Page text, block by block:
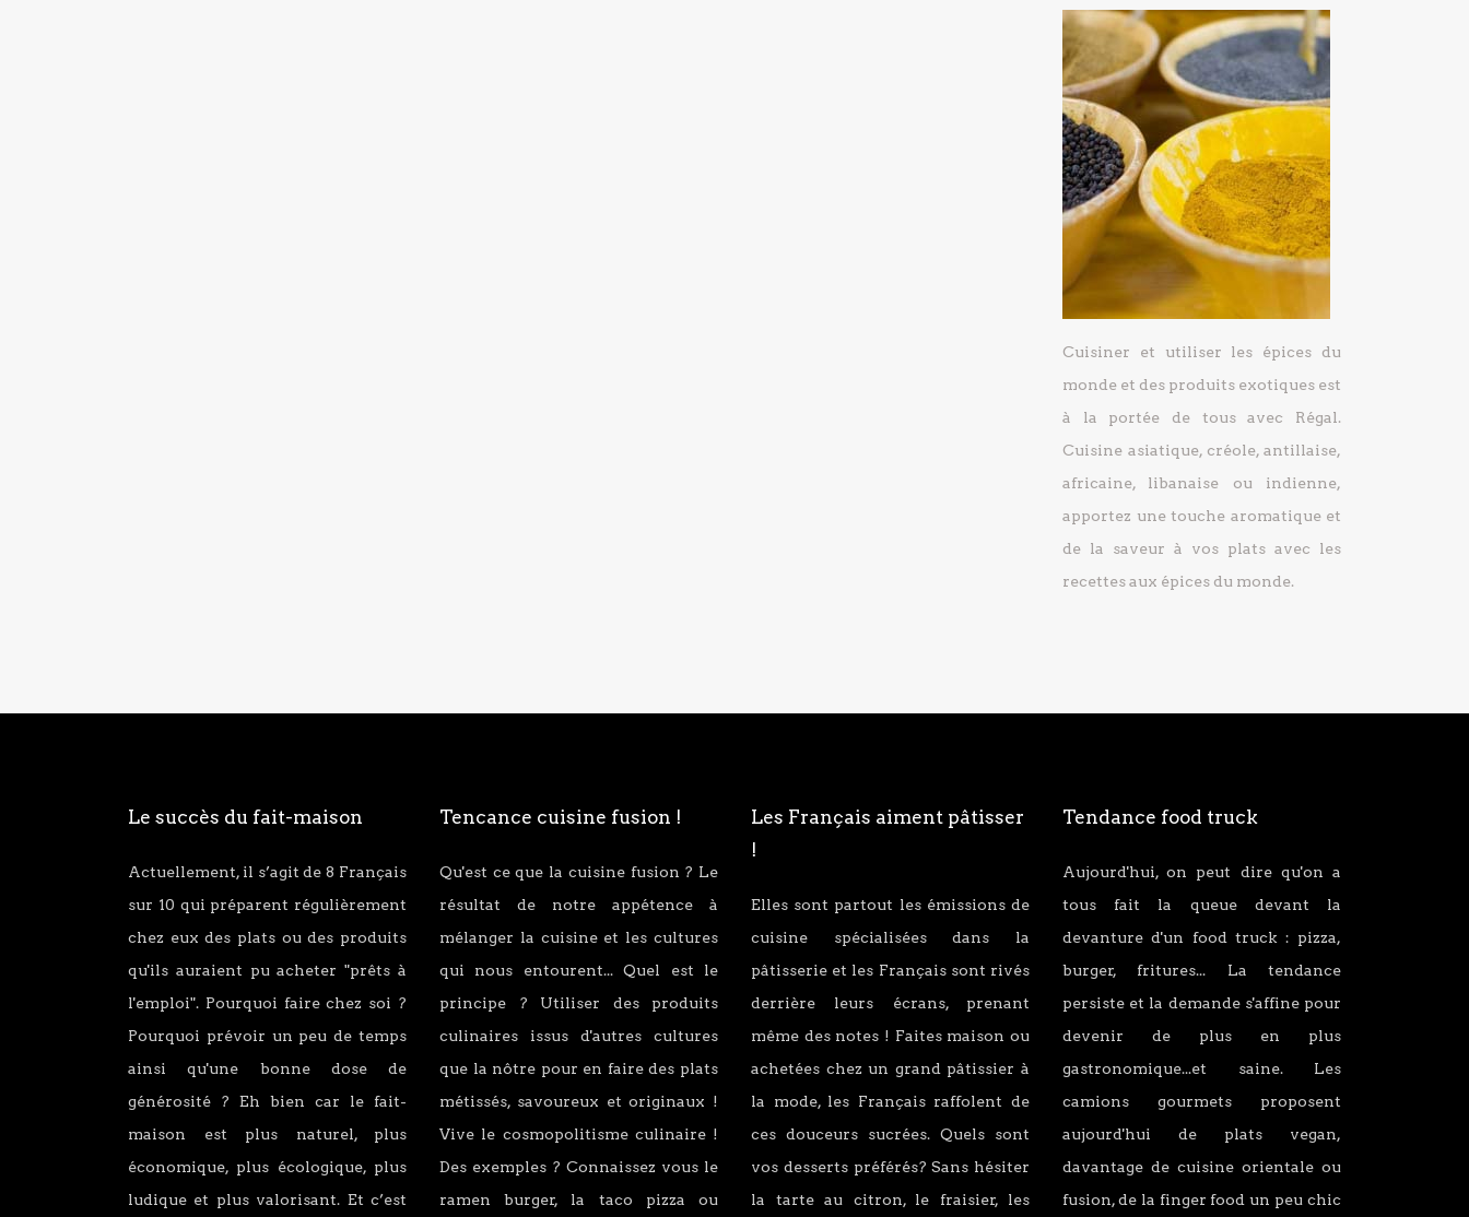
Cuisiner et utiliser les épices du
monde et des produits exotiques est
à la portée de tous avec Régal.
Cuisine asiatique, créole, antillaise,
africaine, libanaise ou indienne,
apportez une touche aromatique et
de la saveur à vos plats avec les
recettes aux épices du monde.
Le succès du fait-maison
Actuellement, il s’agit de 8 Français
sur 10 qui préparent régulièrement
chez eux des plats ou des produits
qu'ils auraient pu acheter "prêts à
l'emploi". Pourquoi faire chez soi ?
Pourquoi prévoir un peu de temps
ainsi qu'une bonne dose de
générosité ? Eh bien car le fait-
maison est plus naturel, plus
économique, plus écologique, plus
ludique et plus valorisant. Et c’est
Tencance cuisine fusion !
Qu'est ce que la cuisine fusion ? Le
résultat de notre appétence à
mélanger la cuisine et les cultures
qui nous entourent... Quel est le
principe ? Utiliser des produits
culinaires issus d'autres cultures
que la nôtre pour en faire des plats
métissés, savoureux et originaux !
Vive le cosmopolitisme culinaire !
Des exemples ? Connaissez vous le
ramen burger, la taco pizza ou
Les Français aiment pâtisser
!
Elles sont partout les émissions de
cuisine spécialisées dans la
pâtisserie et les Français sont rivés
derrière leurs écrans, prenant
même des notes ! Faites maison ou
achetées chez un grand pâtissier à
la mode, les Français raffolent de
ces douceurs sucrées. Quels sont
vos desserts préférés? Sans hésiter
la tarte au citron, le fraisier, les
Tendance food truck
Aujourd'hui, on peut dire qu'on a
tous fait la queue devant la
devanture d'un food truck : pizza,
burger, fritures... La tendance
persiste et la demande s'affine pour
devenir de plus en plus
gastronomique...et saine. Les
camions gourmets proposent
aujourd'hui de plats vegan,
davantage de cuisine orientale ou
fusion, de la finger food un peu chic